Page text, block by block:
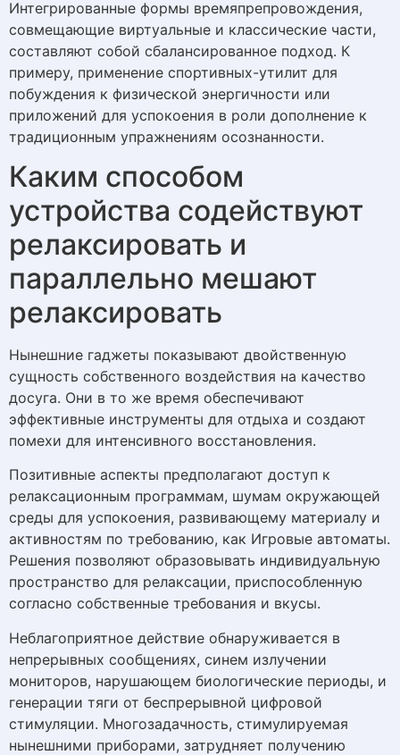
Интегрированные формы времяпрепровождения,
совмещающие виртуальные и классические части,
составляют собой сбалансированное подход. К
примеру, применение спортивных-утилит для
побуждения к физической энергичности или
приложений для успокоения в роли дополнение к
традиционным упражнениям осознанности.
Каким способом
устройства содействуют
релаксировать и
параллельно мешают
релаксировать
Нынешние гаджеты показывают двойственную
сущность собственного воздействия на качество
досуга. Они в то же время обеспечивают
эффективные инструменты для отдыха и создают
помехи для интенсивного восстановления.
Позитивные аспекты предполагают доступ к
релаксационным программам, шумам окружающей
среды для успокоения, развивающему материалу и
активностям по требованию, как Игровые автоматы.
Решения позволяют образовывать индивидуальную
пространство для релаксации, приспособленную
согласно собственные требования и вкусы.
Неблагоприятное действие обнаруживается в
непрерывных сообщениях, синем излучении
мониторов, нарушающем биологические периоды, и
генерации тяги от беспрерывной цифровой
стимуляции. Многозадачность, стимулируемая
нынешними приборами, затрудняет получению